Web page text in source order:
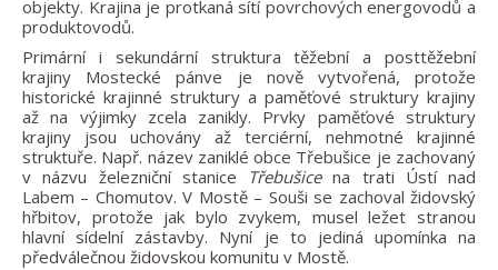
objekty. Krajina je protkaná sítí povrchových energovodů a
produktovodů.
Primární i sekundární struktura těžební a posttěžební
krajiny Mostecké pánve je nově vytvořená, protože
historické krajinné struktury a paměťové struktury krajiny
až na výjimky zcela zanikly. Prvky paměťové struktury
krajiny jsou uchovány až terciérní, nehmotné krajinné
struktuře. Např. název zaniklé obce Třebušice je zachovaný
v názvu železniční stanice Třebušicena trati Ústí nad
Labem – Chomutov. V Mostě – Souši se zachoval židovský
hřbitov, protože jak bylo zvykem, musel ležet stranou
hlavní sídelní zástavby. Nyní je to jediná upomínka na
předválečnou židovskou komunitu v Mostě.